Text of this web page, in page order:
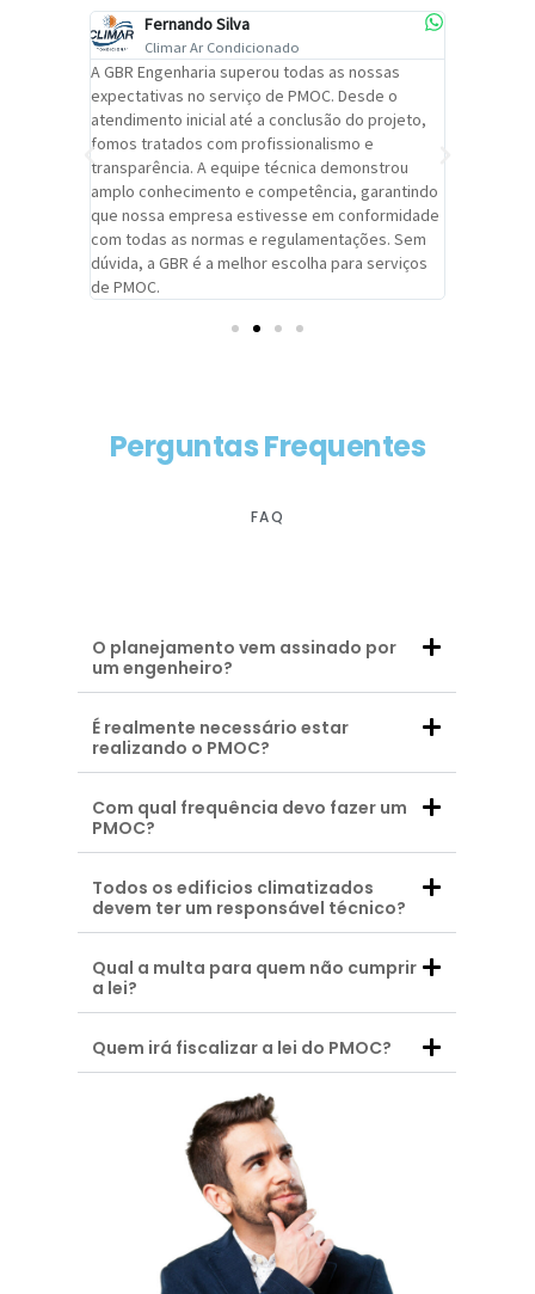
Fernando Silva
Climar Ar Condicionado
A GBR Engenharia superou todas as nossas
expectativas no serviço de PMOC. Desde o
atendimento inicial até a conclusão do projeto,
fomos tratados com profissionalismo e
transparência. A equipe técnica demonstrou
amplo conhecimento e competência, garantindo
que nossa empresa estivesse em conformidade
com todas as normas e regulamentações. Sem
dúvida, a GBR é a melhor escolha para serviços
de PMOC.
Perguntas Frequentes
FAQ
O planejamento vem assinado por
um engenheiro?
É realmente necessário estar
realizando o PMOC?
Com qual frequência devo fazer um
PMOC?
Todos os edificios climatizados
devem ter um responsável técnico?
Qual a multa para quem não cumprir
a lei?
Quem irá fiscalizar a lei do PMOC?